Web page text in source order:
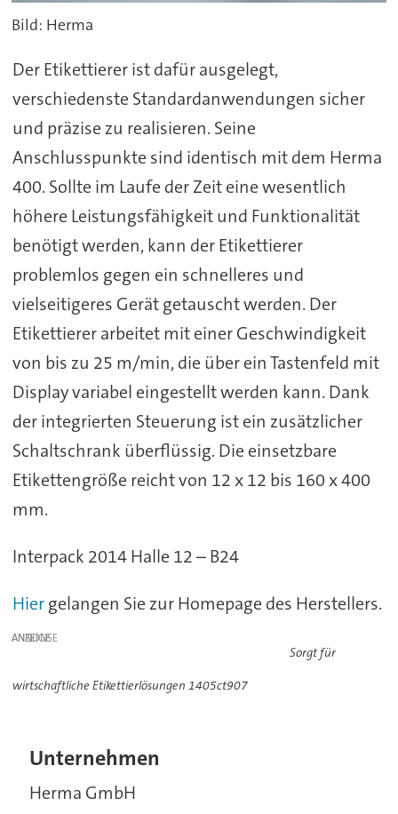
Bild: Herma
Der Etikettierer ist dafür ausgelegt,
verschiedenste Standardanwendungen sicher
und präzise zu realisieren. Seine
Anschlusspunkte sind identisch mit dem Herma
400. Sollte im Laufe der Zeit eine wesentlich
höhere Leistungsfähigkeit und Funktionalität
benötigt werden, kann der Etikettierer
problemlos gegen ein schnelleres und
vielseitigeres Gerät getauscht werden. Der
Etikettierer arbeitet mit einer Geschwindigkeit
von bis zu 25 m/min, die über ein Tastenfeld mit
Display variabel eingestellt werden kann. Dank
der integrierten Steuerung ist ein zusätzlicher
Schaltschrank überflüssig. Die einsetzbare
Etikettengröße reicht von 12 x 12 bis 160 x 400
mm.
Interpack 2014 Halle 12 – B24
Hiergelangen Sie zur Homepage des Herstellers.
ANZEIGE
Sorgt für
wirtschaftliche Etikettierlösungen 1405ct907
Unternehmen
Herma GmbH